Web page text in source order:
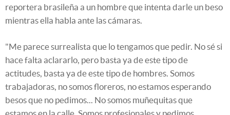
reportera brasileña a un hombre que intenta darle un beso
mientras ella habla ante las cámaras.
"Me parece surrealista que lo tengamos que pedir. No sé si
hace falta aclararlo, pero basta ya de este tipo de
actitudes, basta ya de este tipo de hombres. Somos
trabajadoras, no somos floreros, no estamos esperando
besos que no pedimos... No somos muñequitas que